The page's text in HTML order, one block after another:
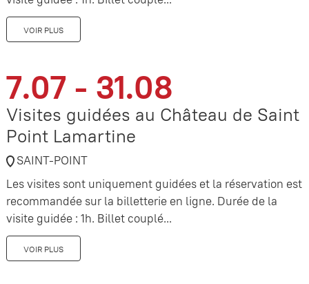
VOIR PLUS
7.07 - 31.08
Visites guidées au Château de Saint
Point Lamartine
SAINT-POINT
Les visites sont uniquement guidées et la réservation est
recommandée sur la billetterie en ligne. Durée de la
visite guidée : 1h. Billet couplé...
VOIR PLUS